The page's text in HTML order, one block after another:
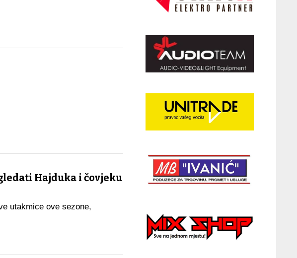
Hajduka i čovjeku
utakmice ove sezone,